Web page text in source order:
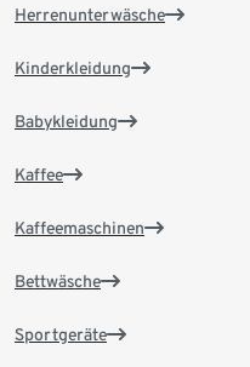
Herrenunterwäsche
Kinderkleidung
Babykleidung
Kaffee
Kaffeemaschinen
Bettwäsche
Sportgeräte